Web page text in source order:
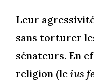
Leur
sans torturer
sénateurs. En
religion (leius